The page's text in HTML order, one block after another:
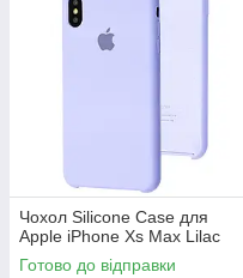
Чохол Silicone Case для
Apple iPhone Xs Max Lilac
Готово до відправки